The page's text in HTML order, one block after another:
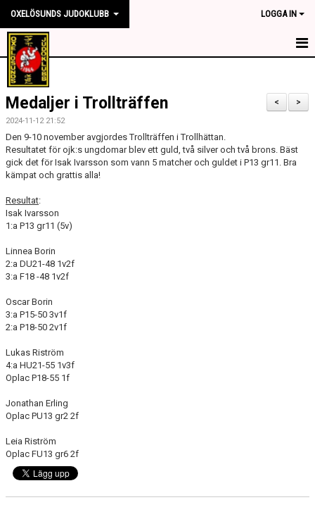
OXELÖSUNDS JUDOKLUBB LOGGA IN
HEM
NYHETER
OM KLUBBEN
TRÄNINGSTIDER
KONTAKT
SPONSORER
KALENDER
WEBSHOP
>
<
Medaljer i Trollträffen
2024-11-12 21:52
Den 9-10 november avgjordes Trollträffen i Trollhättan.
Resultatet för ojk:s ungdomar blev ett guld, två silver och två brons. Bäst
gick det för Isak Ivarsson som vann 5 matcher och guldet i P13 gr11. Bra
kämpat och grattis alla!
Resultat:
Isak Ivarsson
1:a P13 gr11 (5v)
Linnea Borin
2:a DU21-48 1v2f
3:a F18 -48 1v2f
Oscar Borin
3:a P15-50 3v1f
2:a P18-50 2v1f
Lukas Riström
4:a HU21-55 1v3f
Oplac P18-55 1f
Jonathan Erling
Oplac PU13 gr2 2f
Leia Riström
Oplac FU13 gr6 2f